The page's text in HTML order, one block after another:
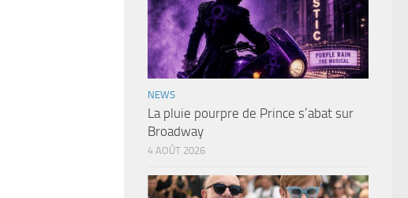
NEWS
La pluie pourpre de Prince s’abat sur
Broadway
4 AOÛT 2026